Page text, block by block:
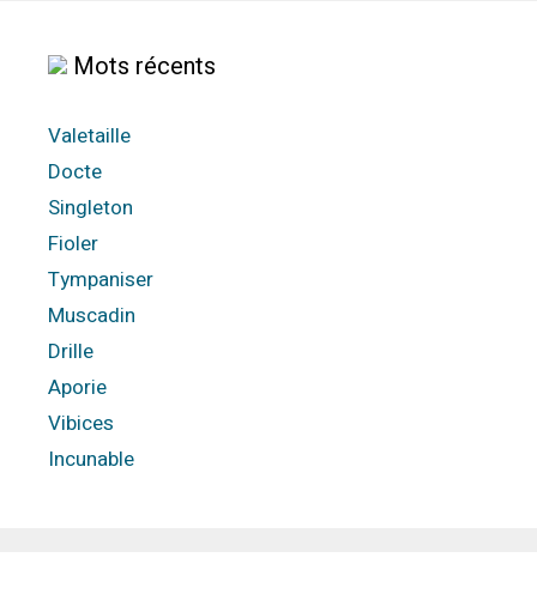
Mots récents
Valetaille
Docte
Singleton
Fioler
Tympaniser
Muscadin
Drille
Aporie
Vibices
Incunable